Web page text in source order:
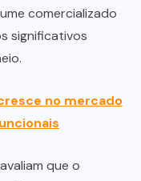
comercializado
significativos
no mercado
que o